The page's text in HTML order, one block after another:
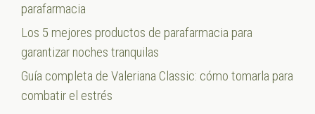
parafarmacia
Los 5 mejores productos de parafarmacia para
garantizar noches tranquilas
Guía completa de Valeriana Classic: cómo tomarla para
combatir el estrés